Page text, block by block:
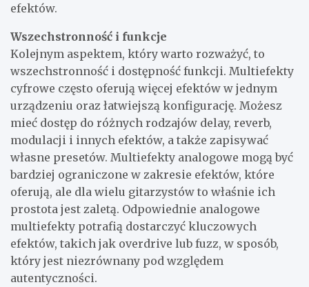
efektów.
Wszechstronność i funkcje
Kolejnym aspektem, który warto rozważyć, to
wszechstronność i dostępność funkcji. Multiefekty
cyfrowe często oferują więcej efektów w jednym
urządzeniu oraz łatwiejszą konfigurację. Możesz
mieć dostęp do różnych rodzajów delay, reverb,
modulacji i innych efektów, a także zapisywać
własne presetów. Multiefekty analogowe mogą być
bardziej ograniczone w zakresie efektów, które
oferują, ale dla wielu gitarzystów to właśnie ich
prostota jest zaletą. Odpowiednie analogowe
multiefekty potrafią dostarczyć kluczowych
efektów, takich jak overdrive lub fuzz, w sposób,
który jest niezrównany pod względem
autentyczności.